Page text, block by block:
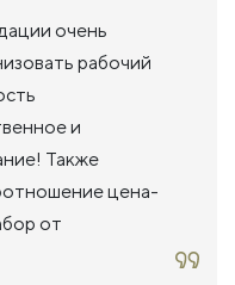
очень
рабочий
и
Также
цена-
от